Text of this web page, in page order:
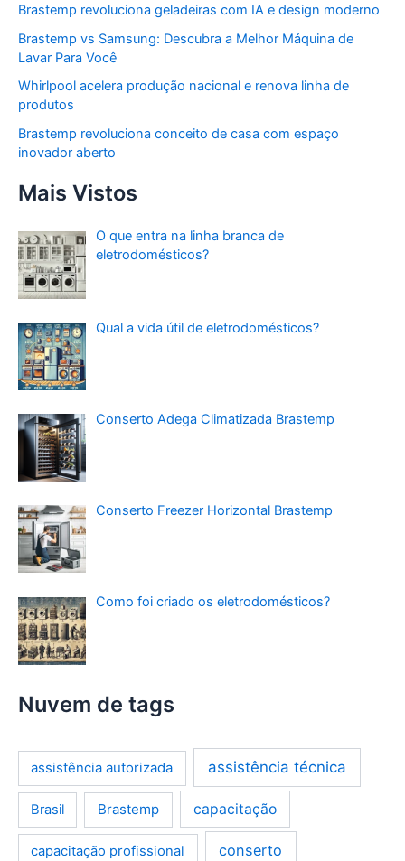
Brastemp revoluciona geladeiras com IA e design moderno
Brastemp vs Samsung: Descubra a Melhor Máquina de
Lavar Para Você
Whirlpool acelera produção nacional e renova linha de
produtos
Brastemp revoluciona conceito de casa com espaço
inovador aberto
Mais Vistos
O que entra na linha branca de
eletrodomésticos?
Qual a vida útil de eletrodomésticos?
Conserto Adega Climatizada Brastemp
Conserto Freezer Horizontal Brastemp
Como foi criado os eletrodomésticos?
Nuvem de tags
assistência autorizada assistência técnica
Brasil Brastemp capacitação
capacitação profissional conserto